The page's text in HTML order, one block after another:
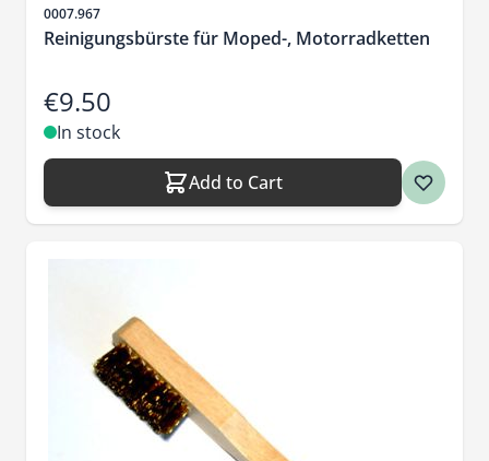
Sku
0007.967
Reinigungsbürste für Moped-, Motorradketten
€9.50
In stock
Add to Cart